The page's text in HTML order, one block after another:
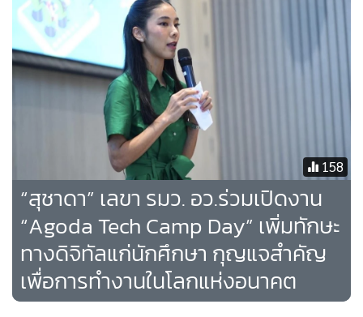
นายกรัฐมนตรี กล่าวย้ำถึงปีหน้า 2568 ว่า จะเป็นปีที่สำคัญด้าน
การท่องเที่ยวของไทย โดยรัฐบาลพร้อมดำเนินการทุกอย่างเพื่อ
ให้ประสบความสำเร็จ ทั้งการจัด Festivals Concerts Events
โดยเริ่มจากเชียงใหม่ ไตรมาส 4 เชียงใหม่จะเริ่มมีกิจกรรมที่จัด
ขึ้นทุกสัปดาห์ Michelin Food Festival ลอยกระทง Halloween
การแข่งขันด้านกาแฟ นายกรัฐมนตรีจึงห่วงว่าจะมีเที่ยวบินพอ
หรือไม่ และกำลังดำเนินการแก้ไขปัญหาในส่วนของรายละเอียด
เหล่านี้ โดยนายกรัฐมนตรี กล่าวว่า ขอรับฟัง และช่วยแก้ไข
158
“สุชาดา” เลขา รมว. อว.ร่วมเปิดงาน
“Agoda Tech Camp Day” เพิ่มทักษะ
ทางดิจิทัลแก่นักศึกษา กุญแจสำคัญ
เพื่อการทำงานในโลกแห่งอนาคต